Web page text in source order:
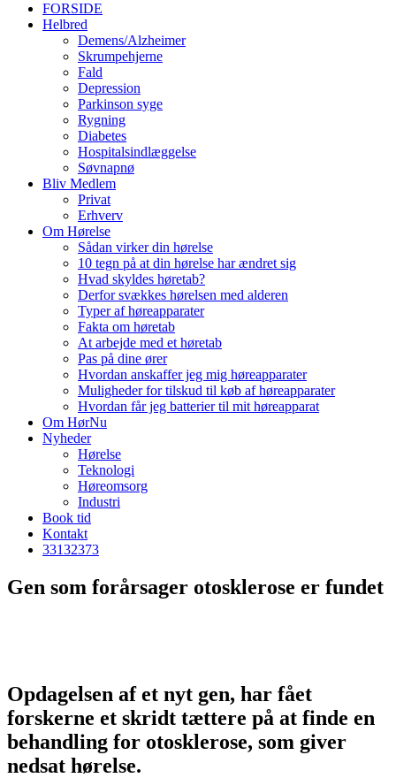
FORSIDE
Helbred
Demens/Alzheimer
Skrumpehjerne
Fald
Depression
Parkinson syge
Rygning
Diabetes
Hospitalsindlæggelse
Søvnapnø
Bliv Medlem
Privat
Erhverv
Om Hørelse
Sådan virker din hørelse
10 tegn på at din hørelse har ændret sig
Hvad skyldes høretab?
Derfor svækkes hørelsen med alderen
Typer af høreapparater
Fakta om høretab
At arbejde med et høretab
Pas på dine ører
Hvordan anskaffer jeg mig høreapparater
Muligheder for tilskud til køb af høreapparater
Hvordan får jeg batterier til mit høreapparat
Om HørNu
Nyheder
Hørelse
Teknologi
Høreomsorg
Industri
Book tid
Kontakt
33132373
Gen som forårsager otosklerose er fundet
Opdagelsen af et nyt gen, har fået
forskerne et skridt tættere på at finde en
behandling for otosklerose, som giver
nedsat hørelse.